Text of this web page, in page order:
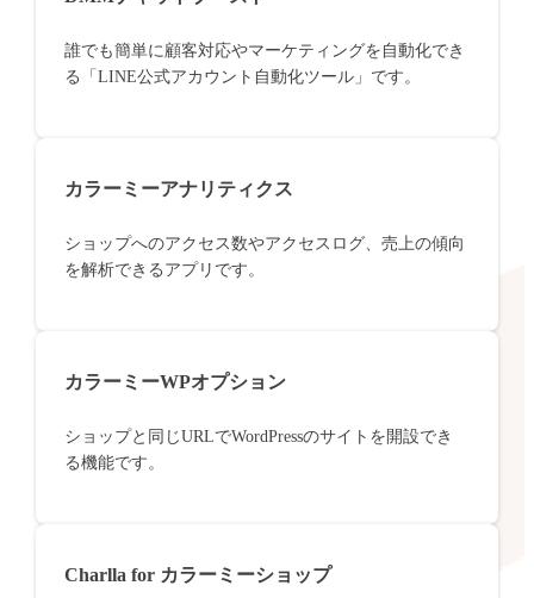
誰でも簡単に顧客対応やマーケティングを自動化でき
る「LINE公式アカウント自動化ツール」です。
カラーミーアナリティクス
ショップへのアクセス数やアクセスログ、売上の傾向
を解析できるアプリです。
カラーミーWPオプション
ショップと同じURLでWordPressのサイトを開設でき
る機能です。
Charlla for カラーミーショップ